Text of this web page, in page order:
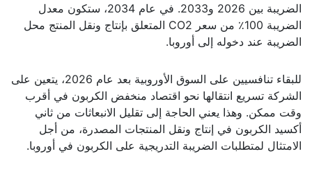
الضريبة بين 2026 و2033. في عام 2034، ستكون معدل
الضريبة 100٪ من سعر CO2 المتعلق بإنتاج ونقل المنتج محل
الضريبة عند دخوله إلى أوروبا.
للبقاء تنافسيين على السوق الأوروبية بعد عام 2026، يتعين على
الشركة تسريع انتقالها نحو اقتصاد منخفض الكربون في أقرب
وقت ممكن. وهذا يعني الحاجة إلى تقليل الانبعاثات من ثاني
أكسيد الكربون في إنتاج ونقل المنتجات المصدرة، من أجل
الامتثال لمتطلبات الضريبة التدريجية على الكربون في أوروبا.